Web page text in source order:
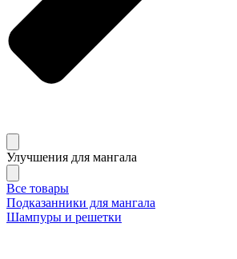
Улучшения для мангала
Все товары
Подказанники для мангала
Шампуры и решетки